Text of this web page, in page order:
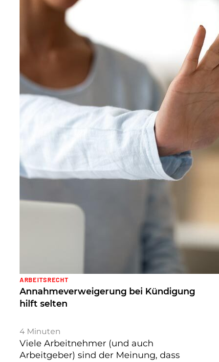
ARBEITSRECHT
Annahmeverweigerung bei Kündigung
hilft selten
4 Minuten
Viele Arbeitnehmer (und auch
Arbeitgeber) sind der Meinung, dass